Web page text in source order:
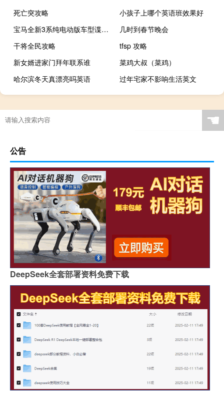
死亡突攻略
小孩子上哪个英语班效果好
宝马全新3系纯电动版车型谍照图片曝光
几时到春节晚会
干将全民攻略
tfsp 攻略
新女婿进家门拜年联系谁
菜鸡大叔（菜鸡）
哈尔滨冬天真漂亮吗英语
过年宅家不影响生活英文
☚
公告
DeepSeek全套部署资料免费下载